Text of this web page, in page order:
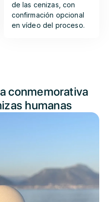
de las cenizas, con
confirmación opcional
en vídeo del proceso.
conmemorativa
humanas